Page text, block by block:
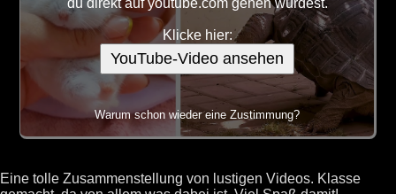
du direkt auf youtube.com gehen würdest.
Klicke hier:
YouTube-Video ansehen
Warum schon wieder eine Zustimmung?
Eine tolle Zusammenstellung von lustigen Videos. Klasse